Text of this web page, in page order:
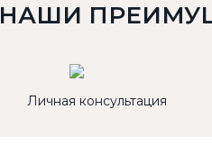
НАШИ
Личная консультация